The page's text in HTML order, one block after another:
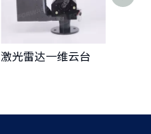
激光雷达一维云台